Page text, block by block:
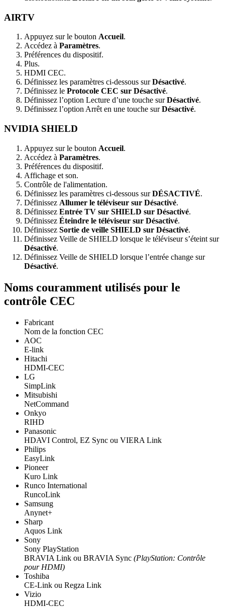
AIRTV
Appuyez sur le bouton Accueil.
Accédez à Paramètres.
Préférences du dispositif.
Plus.
HDMI CEC.
Définissez les paramètres ci-dessous surDésactivé.
Définissez le Protocole CEC sur Désactivé.
Définissez l’option Lecture d’une touche surDésactivé.
Définissez l’option Arrêt en une touche surDésactivé.
NVIDIA SHIELD
Appuyez sur le bouton Accueil.
Accédez à Paramètres.
Préférences du dispositif.
Affichage et son.
Contrôle de l'alimentation.
Définissez les paramètres ci-dessous surDÉSACTIVÉ.
Définissez Allumer le téléviseur sur Désactivé.
Définissez Entrée TV sur SHIELD sur Désactivé.
Définissez Éteindre le téléviseur sur Désactivé.
Définissez Sortie de veille SHIELD sur Désactivé.
Définissez Veille de SHIELD lorsque le téléviseur s’éteint sur
Désactivé.
Définissez Veille de SHIELD lorsque l’entrée change sur
Désactivé.
Noms couramment utilisés pour le
contrôle CEC
Fabricant
Nom de la fonction CEC
AOC
E-link
Hitachi
HDMI-CEC
LG
SimpLink
Mitsubishi
NetCommand
Onkyo
RIHD
Panasonic
HDAVI Control, EZ Sync ou VIERA Link
Philips
EasyLink
Pioneer
Kuro Link
Runco International
RuncoLink
Samsung
Anynet+
Sharp
Aquos Link
Sony
Sony PlayStation
BRAVIA Link ou BRAVIA Sync (PlayStation: Contrôle
pour HDMI)
Toshiba
CE-Link ou Regza Link
Vizio
HDMI-CEC